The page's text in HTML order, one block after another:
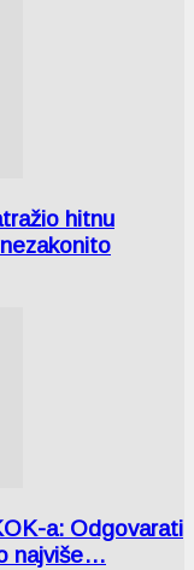
hitnu
a: Odgovarati
najviše…